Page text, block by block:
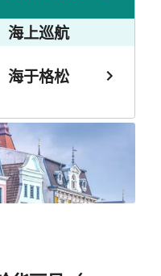
海上巡航
海于格松
卑尔根
克里斯蒂安